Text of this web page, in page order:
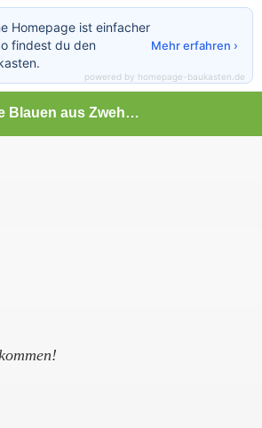
Die Blauen aus Zwehren e.V.
Homepage ist einfacher
findest du den
Mehr erfahren ›
powered by homepage-baukasten.de